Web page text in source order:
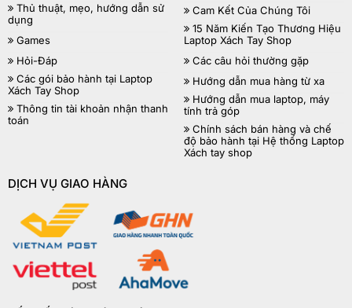
Thủ thuật, mẹo, hướng dẫn sử
dụng
Games
Hỏi-Đáp
Các gói bảo hành tại Laptop
Xách Tay Shop
Thông tin tài khoản nhận thanh
toán
Cam Kết Của Chúng Tôi
15 Năm Kiến Tạo Thương Hiệu
Laptop Xách Tay Shop
Các câu hỏi thường gặp
Hướng dẫn mua hàng từ xa
Hướng dẫn mua laptop, máy
tính trả góp
Chính sách bán hàng và chế
độ bảo hành tại Hệ thống Laptop
Xách tay shop
DỊCH VỤ GIAO HÀNG